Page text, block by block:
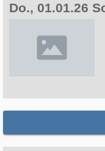
Do., 01.01.26